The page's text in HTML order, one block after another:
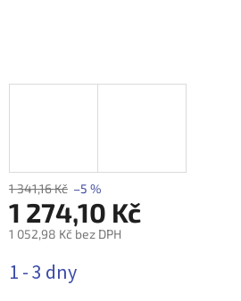
1 341,16 Kč –5 %
1 274,10 Kč
1 052,98 Kč bez DPH
cena:
1 - 3 dny